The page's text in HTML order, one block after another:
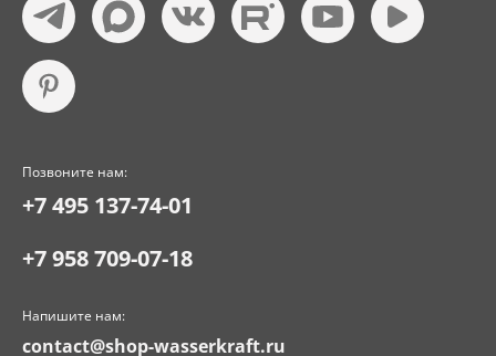
Позвоните нам:
+7 495 137-74-01
+7 958 709-07-18
Напишите нам:
contact@shop-wasserkraft.ru